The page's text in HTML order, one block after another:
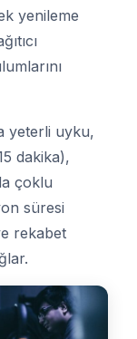
yenileme
yeterli uyku,
dakika),
çoklu
süresi
rekabet